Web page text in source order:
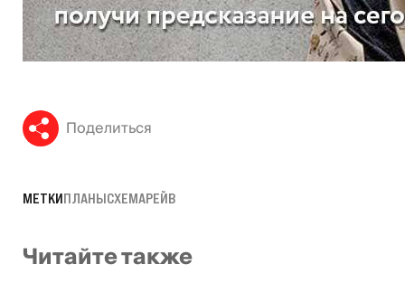
Поделиться
МЕТКИПЛАНЫСХЕМАРЕЙВ
Читайте также